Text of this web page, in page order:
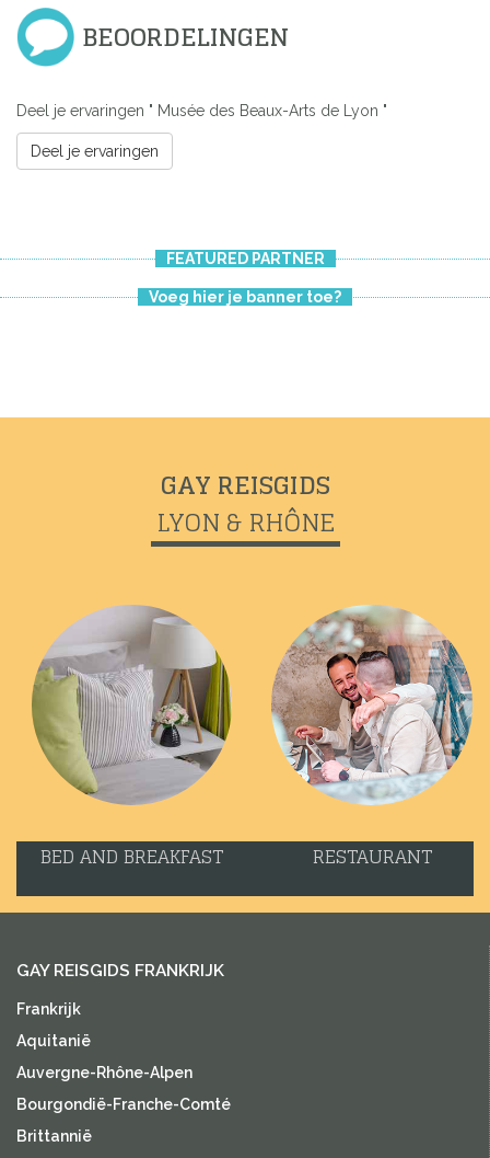
Previous
BEOORDELINGEN
Deel je ervaringen " Musée des Beaux-Arts de Lyon "
Deel je ervaringen
FEATURED PARTNER
Voeg hier je banner toe?
GAY REISGIDS
LYON & RHÔNE
BED AND BREAKFAST RESTAURANT
GAY REISGIDS FRANKRIJK
Frankrijk
Aquitanië
Auvergne-Rhône-Alpen
Bourgondië-Franche-Comté
Brittannië